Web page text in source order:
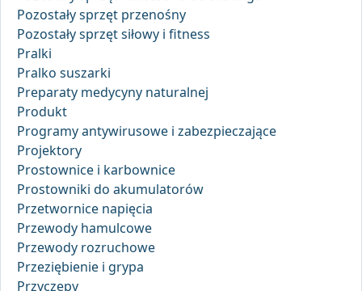
Pozostały sprzęt przenośny
Pozostały sprzęt siłowy i fitness
Pralki
Pralko suszarki
Preparaty medycyny naturalnej
Produkt
Programy antywirusowe i zabezpieczające
Projektory
Prostownice i karbownice
Prostowniki do akumulatorów
Przetwornice napięcia
Przewody hamulcowe
Przewody rozruchowe
Przeziębienie i grypa
Przyczepy